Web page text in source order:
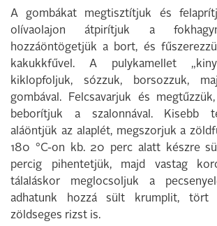
A gombákat megtisztítjuk és
olívaolajon átpirítjuk a
hozzáöntögetjük a bort, és
kakukkfűvel. A pulykamellet
kiklopfoljuk, sózzuk, borsozzuk,
gombával. Felcsavarjuk és
beborítjuk a szalonnával. Kisebb
aláöntjük az alaplét, megszorjuk a
180 °C-on kb. 20 perc alatt készre
percig pihentetjük, majd vastag
tálaláskor meglocsoljuk a
adhatunk hozzá sült krumplit, tört
zöldseges rizst is.